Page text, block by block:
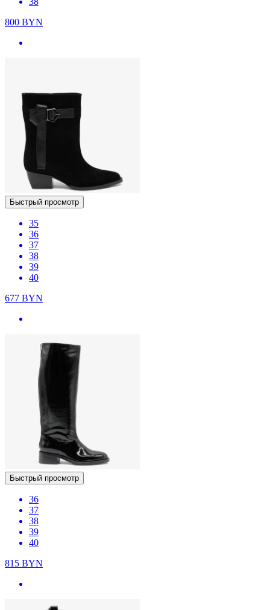
800 BYN
Быстрый просмотр
35
36
37
38
39
40
677 BYN
Быстрый просмотр
36
37
38
39
40
815 BYN